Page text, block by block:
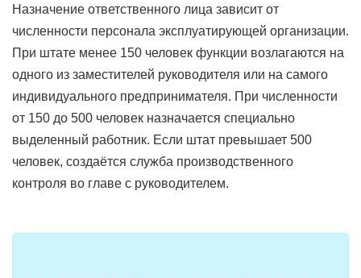
Назначение ответственного лица зависит от
численности персонала эксплуатирующей организации.
При штате менее 150 человек функции возлагаются на
одного из заместителей руководителя или на самого
индивидуального предпринимателя. При численности
от 150 до 500 человек назначается специально
выделенный работник. Если штат превышает 500
человек, создаётся служба производственного
контроля во главе с руководителем.